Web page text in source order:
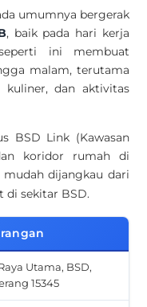
umumnya bergerak
, baik pada hari kerja
ini membuat
malam, terutama
kuliner, dan aktivitas
BSD Link (Kawasan
koridor rumah di
dijangkau dari
di sekitar BSD.
Utama, BSD,
15345